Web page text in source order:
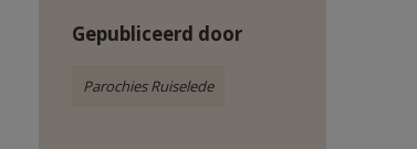
Gepubliceerd door
Parochies Ruiselede